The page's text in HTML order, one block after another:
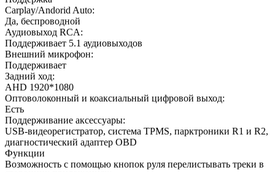
Carplay/Andorid Auto:
Да, беспроводной
Аудиовыход RCA:
Поддерживает 5.1 аудиовыходов
Внешний микрофон:
Поддерживает
Задний ход:
AHD 1920*1080
Оптоволоконный и коаксиальный цифровой выход:
Есть
Поддерживание аксессуары:
USB-видеорегистратор, система TPMS, парктроники R1 и R2,
диагностический адаптер OBD
Функции
Возможность с помощью кнопок руля перелистывать треки в